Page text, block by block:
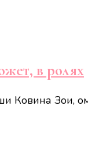
в ролях
Ковина Зои,